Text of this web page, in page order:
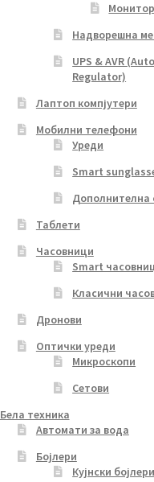
Надворешна
UPS & AVR
Regulator)
Лаптоп компјутери
Мобилни телефони
Уреди
Smart
Дополнителна
Таблети
Часовници
Smart
Класични
Дронови
Оптички уреди
Микроскопи
Сетови
Бела техника
Автомати за вода
Бојлери
Кујнски бојлери